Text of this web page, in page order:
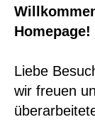
Homepage!
Liebe
wir freuen